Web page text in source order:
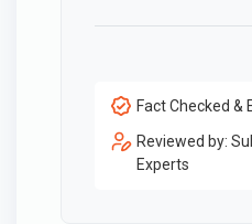
Fact Checked &
Reviewed by:
Experts